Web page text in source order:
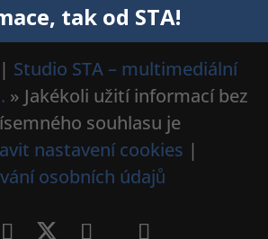
tak od STA!
Studio STA – multimediální
» Jakékoli užití informací bez
souhlasu je
nastavení cookies |
osobních údajů